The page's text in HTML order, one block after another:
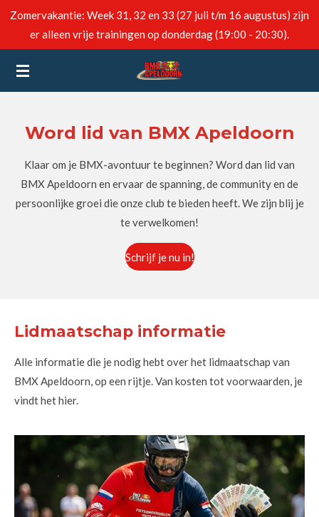
Ga
direct
de
hoofdinhoud
Zomervakantie: Week 31, 32 en 33 (27 juli t/m 16 augustus) zijn
er alleen vrije trainingen op donderdag (19:00 - 20:30).
Word lid van BMX Apeldoorn
Klaar om je BMX-avontuur te beginnen? Word dan lid van
BMX Apeldoorn en ervaar de spanning, de community en de
persoonlijke groei die onze club te bieden heeft. We zijn blij je
te verwelkomen!
Schrijf je nu in!
Lidmaatschap informatie
Alle informatie die je nodig hebt over het lidmaatschap van
BMX Apeldoorn, op een rijtje. Van kosten tot voorwaarden, je
vindt het hier.